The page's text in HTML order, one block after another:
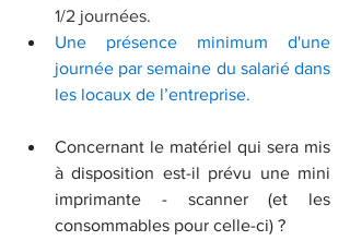
1/2 journées.
Une présence minimum d'une
journée par semaine du salarié dans
les locaux de l’entreprise.
Concernant le matériel qui sera mis
à disposition est-il prévu une mini
imprimante - scanner (et les
consommables pour celle-ci) ?